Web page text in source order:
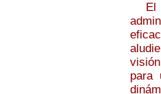
El
para